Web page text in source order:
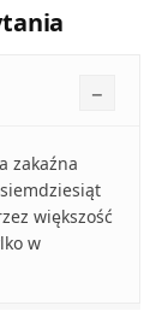
zakaźna
większość
w